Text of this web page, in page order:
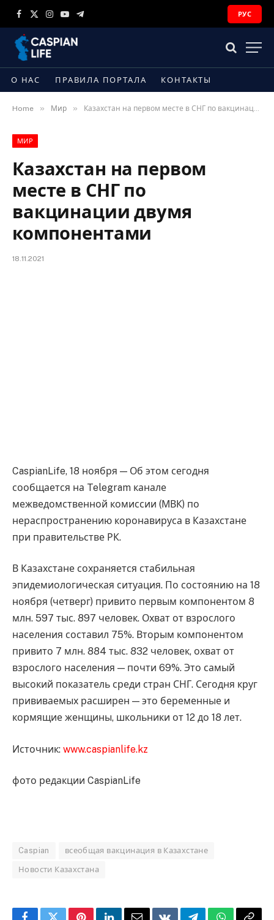
Facebook
X
Instagram
YouTubeTelegram
РУС
О НАС ПРАВИЛА ПОРТАЛА КОНТАКТЫ
Home » Мир » Казахстан на первом месте в СНГ по вакцинации двумя компонентами
МИР
Казахстан на первом
месте в СНГ по
вакцинации двумя
компонентами
18.11.2021
CaspianLife, 18 ноября — Об этом сегодня
сообщается на Telegram канале
межведомственной комиссии (МВК) по
нераспространению коронавируса в Казахстане
при правительстве РК.
В Казахстане сохраняется стабильная
эпидемиологическая ситуация. По состоянию на 18
ноября (четверг) привито первым компонентом 8
млн. 597 тыс. 897 человек. Охват от взрослого
населения составил 75%. Вторым компонентом
привито 7 млн. 884 тыс. 832 человек, охват от
взрослого населения — почти 69%. Это самый
высокий показатель среди стран СНГ. Сегодня круг
прививаемых расширен — это беременные и
кормящие женщины, школьники от 12 до 18 лет.
Источник: www.caspianlife.kz
фото редакции CaspianLife
Caspian всеобщая вакцинация в Казахстане
Новости Казахстана